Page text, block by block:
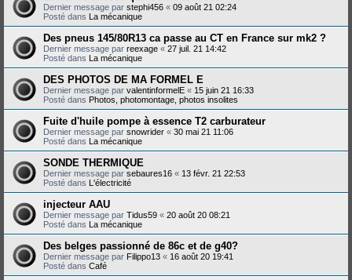
Dernier message par stephi456 « 09 août 21 02:24
Posté dans La mécanique
Des pneus 145/80R13 ca passe au CT en France sur mk2 ?
Dernier message par reexage « 27 juil. 21 14:42
Posté dans La mécanique
DES PHOTOS DE MA FORMEL E
Dernier message par valentinformelE « 15 juin 21 16:33
Posté dans Photos, photomontage, photos insolites
Fuite d'huile pompe à essence T2 carburateur
Dernier message par snowrider « 30 mai 21 11:06
Posté dans La mécanique
SONDE THERMIQUE
Dernier message par sebaures16 « 13 févr. 21 22:53
Posté dans L'électricité
injecteur AAU
Dernier message par Tidus59 « 20 août 20 08:21
Posté dans La mécanique
Des belges passionné de 86c et de g40?
Dernier message par Filippo13 « 16 août 20 19:41
Posté dans Café